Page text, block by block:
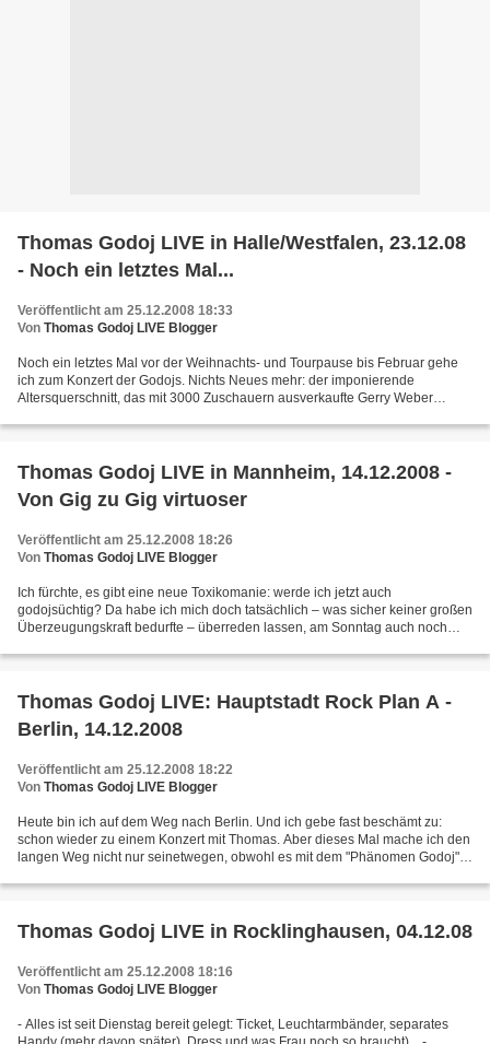
Thomas Godoj LIVE in Halle/Westfalen, 23.12.08
- Noch ein letztes Mal...
Veröffentlicht am 25.12.2008 18:33
Von Thomas Godoj LIVE Blogger
Noch ein letztes Mal vor der Weihnachts- und Tourpause bis Februar gehe
ich zum Konzert der Godojs. Nichts Neues mehr: der imponierende
Altersquerschnitt, das mit 3000 Zuschauern ausverkaufte Gerry Weber
Thomas Godoj LIVE in Mannheim, 14.12.2008 -
Von Gig zu Gig virtuoser
Veröffentlicht am 25.12.2008 18:26
Von Thomas Godoj LIVE Blogger
Ich fürchte, es gibt eine neue Toxikomanie: werde ich jetzt auch
godojsüchtig? Da habe ich mich doch tatsächlich – was sicher keiner großen
Überzeugungskraft bedurfte – überreden lassen, am Sonntag auch noch
Thomas Godoj LIVE: Hauptstadt Rock Plan A -
Berlin, 14.12.2008
Veröffentlicht am 25.12.2008 18:22
Von Thomas Godoj LIVE Blogger
Heute bin ich auf dem Weg nach Berlin. Und ich gebe fast beschämt zu:
schon wieder zu einem Konzert mit Thomas. Aber dieses Mal mache ich den
langen Weg nicht nur seinetwegen, obwohl es mit dem "Phänomen Godoj"
Thomas Godoj LIVE in Rocklinghausen, 04.12.08
Veröffentlicht am 25.12.2008 18:16
Von Thomas Godoj LIVE Blogger
- Alles ist seit Dienstag bereit gelegt: Ticket, Leuchtarmbänder, separates